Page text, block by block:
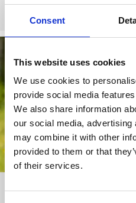
Consent
This website uses cookies
We use cookies to
provide social media
We also share information
our social media,
may combine it with other
provided to them or that
of their services.
Hitta cykeluthyrare
Cykla med guide